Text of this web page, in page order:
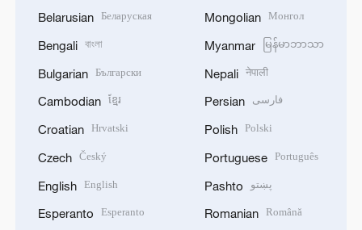
Belarusian Беларуская
Bengali বাংলা
Bulgarian Български
Cambodian ខ្មែរ
Croatian Hrvatski
Czech Český
English English
Esperanto Esperanto
Mongolian Монгол
Myanmar မြန်မာဘာသာ
Nepali नेपाली
Persian فارسی
Polish Polski
Portuguese Português
Pashto پښتو
Romanian Română